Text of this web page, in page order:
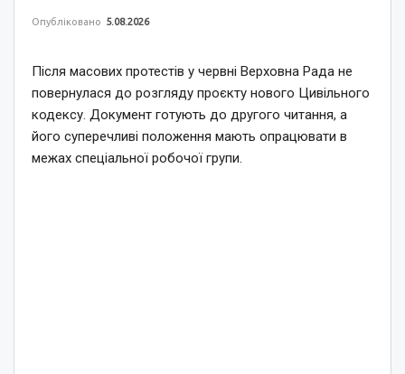
Опубліковано 5.08.2026
Після масових протестів у червні Верховна Рада не
повернулася до розгляду проєкту нового Цивільного
кодексу. Документ готують до другого читання, а
його суперечливі положення мають опрацювати в
межах спеціальної робочої групи.